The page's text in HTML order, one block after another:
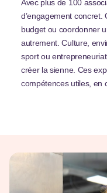
Avec plus de 100
d’engagement
budget ou coordonner
autrement. Culture,
sport ou
créer la sienne. Ces
compétences utiles, en